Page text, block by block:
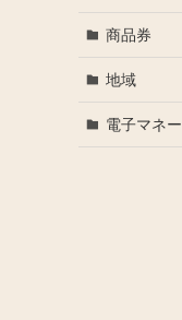
商品券
地域
電子マネー